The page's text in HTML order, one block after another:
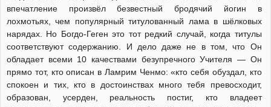
впечатление произвёл безвестный бродячий йогин в
лохмотьях, чем популярный титулованный лама в шёлковых
нарядах. Но Богдо-Геген это тот редкий случай, когда титулы
соответствуют содержанию. И дело даже не в том, что Он
обладает всеми 10 качествами безупречного Учителя — Он
прямо тот, кто описан в Ламрим Ченмо: «кто себя обуздал, кто
спокоен и тих, кто в достоинствах много тебя превосходит,
образован, усерден, реальность постиг, кто владеет